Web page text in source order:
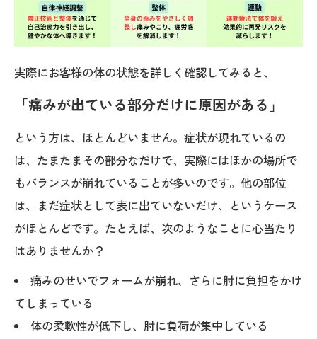
実際にお客様の体の状態を詳しく確認してみると、
「痛みが出ている部分だけに原因がある」
という方は、ほとんどいません。症状が現れているの
は、たまたまその部分なだけで、実際にはほかの場所で
もバランスが崩れていることが多いのです。他の部位
は、まだ症状として表に出ていないだけ、というケース
がほとんどです。たとえば、次のようなことに心当たり
はありませんか？
痛みのせいでフォームが崩れ、さらに肘に負担をかけ
てしまっている
体の柔軟性が低下し、肘に負荷が集中している